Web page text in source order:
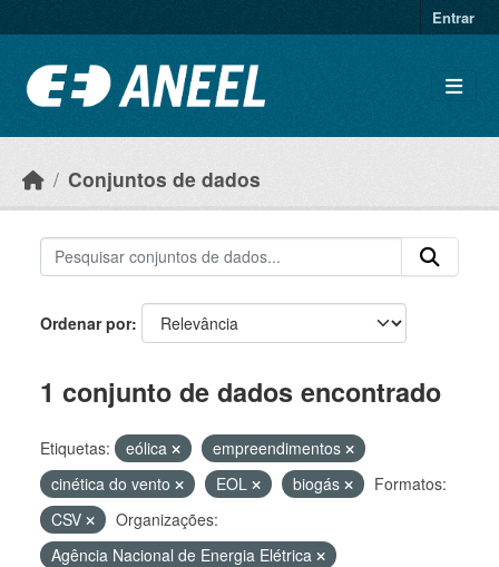
Entrar
Conjuntos de dados
Ordenar por
1 conjunto de dados encontrado
Etiquetas: eólica
empreendimentos
cinética do vento
EOL biogás
Formatos:
CSV
Organizações:
Agência Nacional de Energia Elétrica